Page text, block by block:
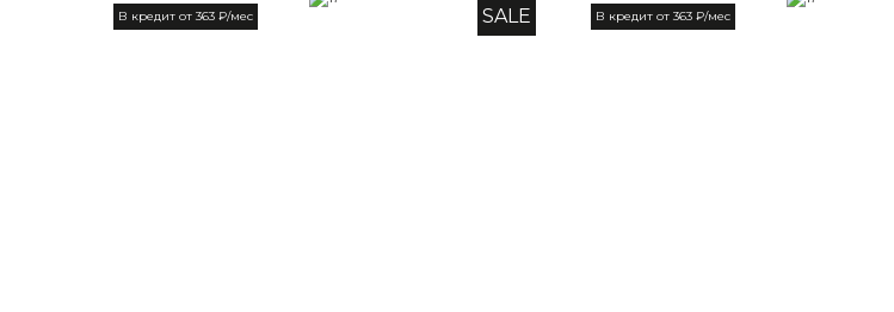
В кредит от 363 ₽/мес SALE В кредит от 363 ₽/мес